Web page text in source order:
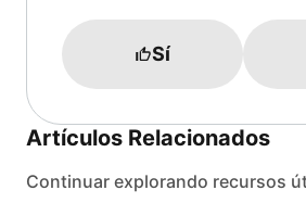
Sí
Artículos Relacionados
Continuar explorando recursos